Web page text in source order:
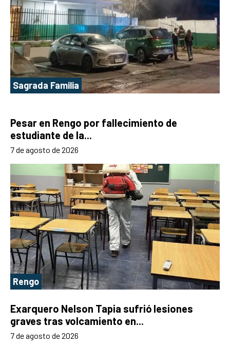
Sagrada Familia
Pesar en Rengo por fallecimiento de
estudiante de la...
7 de agosto de 2026
Rengo
Exarquero Nelson Tapia sufrió lesiones
graves tras volcamiento en...
7 de agosto de 2026